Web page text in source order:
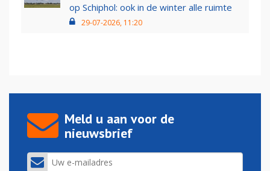
op Schiphol: ook in de winter alle ruimte
29-07-2026, 11:20
Meld u aan voor de
nieuwsbrief